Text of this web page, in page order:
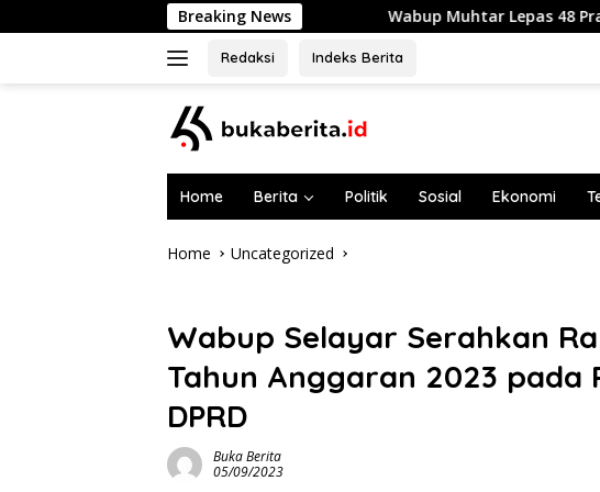
to
Breaking NewsWabup Muhtar Lepas 48 Pramuka Garuda
Redaksi Indeks Berita
Home Berita Politik Sosial Ekonomi
Home Uncategorized
Wabup Selayar Serahkan
Tahun Anggaran 2023 pada
DPRD
Buka Berita
05/09/2023